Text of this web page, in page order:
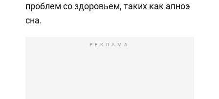
проблем со здоровьем, таких как апноэ
сна.
РЕКЛАМА